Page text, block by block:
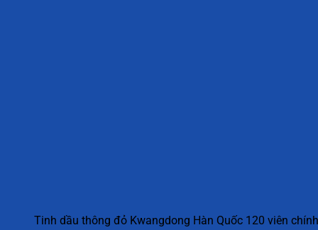
Tinh dầu thông đỏ Kwangdong Hàn Quốc 120 viên